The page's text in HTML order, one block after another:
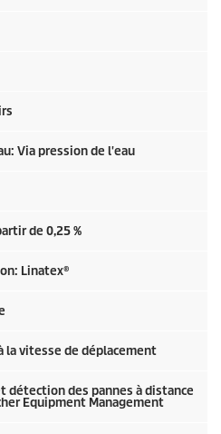
Via pression de l'eau
de 0,25 %
Linatex®
la vitesse de déplacement
détection des pannes à distance
Equipment Management